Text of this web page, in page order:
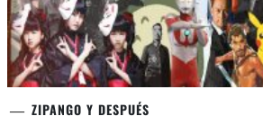
ZIPANGO Y DESPUÉS